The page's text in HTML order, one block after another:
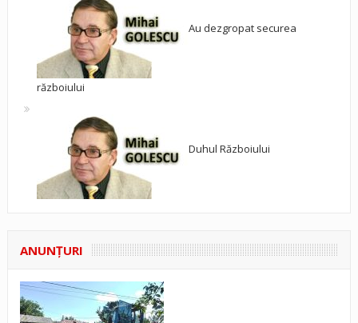
Au dezgropat securea
războiului
Duhul Războiului
ANUNŢURI